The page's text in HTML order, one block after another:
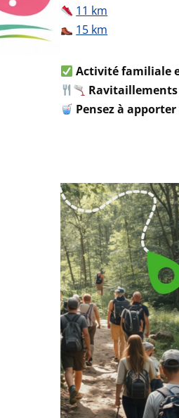
11 km
15 km
Activité familiale
Pensez à